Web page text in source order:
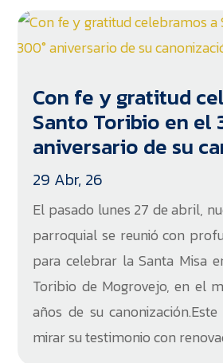
Con fe y gratitud
Santo Toribio en el
aniversario de su
29 Abr, 26
El pasado lunes 27 de abril,
parroquial se reunió con
para celebrar la Santa Misa
Toribio de Mogrovejo, en el
años de su
mirar su testimonio con